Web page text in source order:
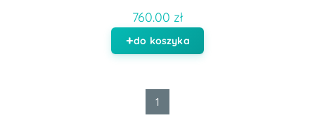
760.00 zł
do koszyka
1